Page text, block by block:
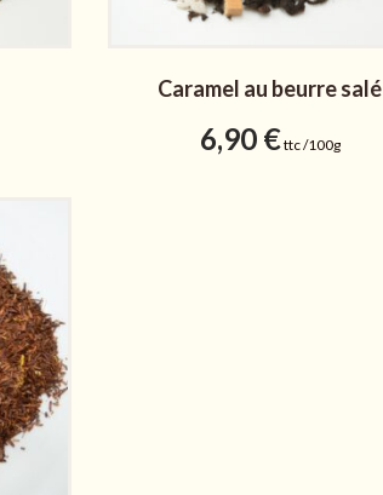
Caramel au beurre salé
6,90 €ttc /100g